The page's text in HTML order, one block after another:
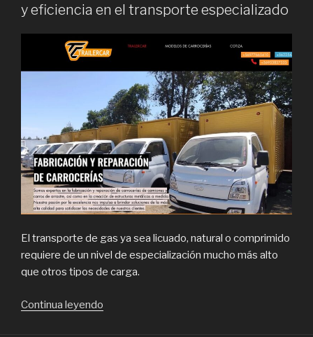
y eficiencia en el transporte especializado
El transporte de gas ya sea licuado, natural o comprimido
requiere de un nivel de especialización mucho más alto
que otros tipos de carga.
Continua leyendo